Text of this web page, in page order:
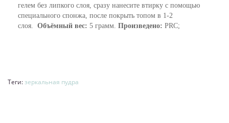
гелем без липкого слоя, сразу нанесите втирку с помощью
специального спонжа, после покрыть топом в 1-2
слоя. Объёмный вес: 5 грамм. Произведено: PRC;
Теги:зеркальная пудра